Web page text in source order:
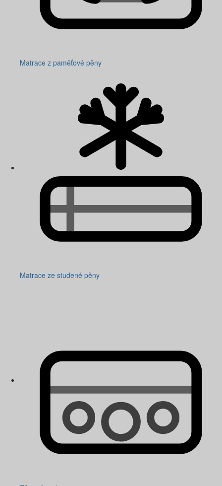
Matrace z paměťové pěny
Matrace ze studené pěny